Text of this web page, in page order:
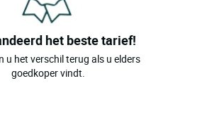
het beste tarief!
u het verschil terug als u elders
goedkoper vindt.